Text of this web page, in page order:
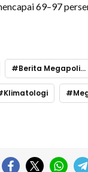
69–97
Berita Megapolitan
Klimatologi